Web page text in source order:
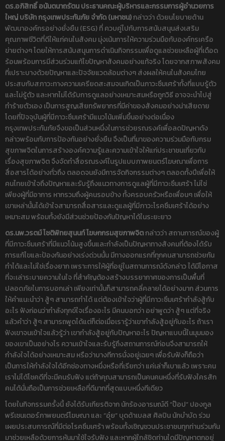
ดร.อภิสิทธิ์ อนันตนาถรัตน ประธานคณะผู้บริหารและกรรมการผู้อํานวยการ
ใหญ่ บริษัท กรุงเทพประกันภัย จำกัด (มหาชน)กล่าวว่า ด้วยนโยบายด้าน
พัฒนาองค์กรอย่างยั่งยืน (ESG) ที่ ควบคู่ไปกับการสนับสนุนส่งเสริม
คุณภาพชีวิตที่ดีให้แก่คนในสังคม มุ่งเน้นการให้ความร่วมมือกับองค์กรเครือ
ข่ายต่างๆ โดยให้การสนับสนุนการดำเนินกิจกรรมเพื่อดูแลช่วยเหลือผู้ที่เดือด
ร้อนพร้อมการมีส่วนร่วมแก้ไขปัญหาสังคมอย่างแท้จริง โดยจากสภาพสังคม
ที่เปราะบางด้วยปัญหาและปัจจัยแวดล้อมต่างๆ ส่งผลให้คนในสังคมไทย
ประสบกับสภาวะทางความเครียดสะสมจนเกิดเป็นภาวะซึมเศร้าทั้งที่แบบรู้ตัว
และไม่รู้ตัว และหากไม่ได้รับการดูแลอย่างเหมาะสมหรือถูกวิธี อาจจะนำไปสู่
ทำร้ายตัวเอง เป็นการสูญเสียทรัพยากรที่มีค่าของสังคมอย่างน่าเสียดาย
โดยที่ปัจจุบันผู้ที่มีภาวะซึมเศร้ามีแนวโน้มเพิ่มขึ้นอย่างต่อเนื่อง
กรุงเทพประกันภัยจึงขอเป็นส่วนหนึ่งในการช่วยรณรงค์เพื่อลดปัญหาดัง
กล่าวพร้อมกับการป้องกันอย่างยั่งยืน จึงเป็นที่มาของความร่วมมือกับกรม
สุขภาพจิตในการสร้างองค์ความรู้และความเข้าใจให้แก่ประชาชนเกี่ยวกับ
เรื่องสุขภาพจิต จึงจัดทำสื่อรณรงค์ในรูปแบบภาพยนตร์โฆษณาเพื่อการ
สื่อสารได้อย่างทั่วถึง ตลอดจนยังมีการจัดกิจกรรมต่างๆ ตลอดทั้งปีเพื่อให้
คนไทยเข้าใจถึงปัญหาและรับรู้ถึงแนวทางการดูแลผู้ที่มีภาวะซึมเศร้า ไม่ใช่
เพียงผู้ที่มีอาการ หากรวมถึงผู้คนรอบข้าง ทั้งครอบครัวหรือเพื่อนๆ เพื่อให้
เขาเหล่านั้นได้เข้าใจสามารถสื่อสารและดูแลผู้ที่มีภาวะโรคซึมเศร้าได้อย่าง
เหมาะสม พร้อมทั้งยังมีส่วนช่วยป้องกันปัญหาได้ในระยะยาว
ดร.นพ.วรตม์ โชติพิทยสุนนท์ โฆษกกรมสุขภาพจิตกล่าวว่า สถานการณ์ของผู้
ที่มีภาวะซึมเศร้าที่มีแนวโน้มสูงขึ้นและกำลังเป็นปัญหาทางสังคมที่ต้องได้รับ
การแก้ไขและป้องกันอย่างเร่งด่วนนั้น มีทางออกแรกที่ทุกคนสามารถช่วยกัน
ทำได้และไม่ใช่เรื่องยาก เพราะการให้ผู้ที่อยู่ในสถานการณ์ดังกล่าว ได้มีโอกาส
ที่จะเล่าระบายความในใจ ที่สำคัญต้องสร้างบรรยากาศของการเป็นพื้นที่
ปลอดภัยในการบอกเล่า เพียงเท่านั้นก็สามารถคลี่คลายได้อย่างมาก ส่วนการ
ให้คำแนะนำว่า สู้ๆ สามารถทำได้ แต่ต้องเข้าใจว่าผู้ที่มีภาวะซึมเศร้ากำลังสู้กับ
อะไร ฟังก่อนว่ากำลังทุกข์ใจเรื่องอะไร มีคนบอกว่า อย่าพูดว่า สู้ๆ แต่ที่จริง
แล้วคำว่า สู้ๆ สามารถพูดได้แต่ก็ต่อเมื่อเรารู้ว่าเขากำลังสู้อยู่กับอะไร ถ้าเรา
ฟังเขาจนเข้าใจแล้วรู้ว่า เขากำลังสู้อยู่กับปัญหาอะไร ปัญหาแบบนี้ในมุมมอง
ของเขาเป็นอย่างไร ความเข้าใจและรับรู้ถึงสถานการณ์ก่อนจึงสามารถให้
กำลังใจได้อย่างเหมาะสม หรือว่าบางทีการนั่งอยู่เฉยๆ เพื่อรับฟังก็ถือว่า
เป็นการให้กำลังใจได้อีกช่องทางหนึ่งหรือที่เรียกว่า แค่เล่าก็เบาแล้ว เพราะคน
เราไม่ได้โชคดีที่จะมีคนรับฟัง แต่ถ้าคุณสามารถเป็นคนคนหนึ่งที่รับฟังใครสัก
คนได้นั่นถือเป็นการช่วยเหลือที่ดีมากที่สุดแบบหนึ่งทีเดียว
โดยในกิจกรรมครั้งนี้ ยังได้รับเกียรติจาก นักร้องอารมณ์ดี “ป๊อป” ปองกูล
พรีเซนเตอร์ภาพยนตร์โฆษณา และ “อุ๋ย” บุดด้าเบลส ศิลปิน นักบำบัด ร่วม
เผยประสบการณ์ที่มีต่อโรคซึมเศร้า พร้อมทั้งเชิญชวนประชาชนทุกท่านร่วมกัน
มาช่วยเหลือด้วยการหันมาใช้ใจรับฟัง และหากผู้ใกล้ชิดท่านใดมีปัญหาตกอยู่